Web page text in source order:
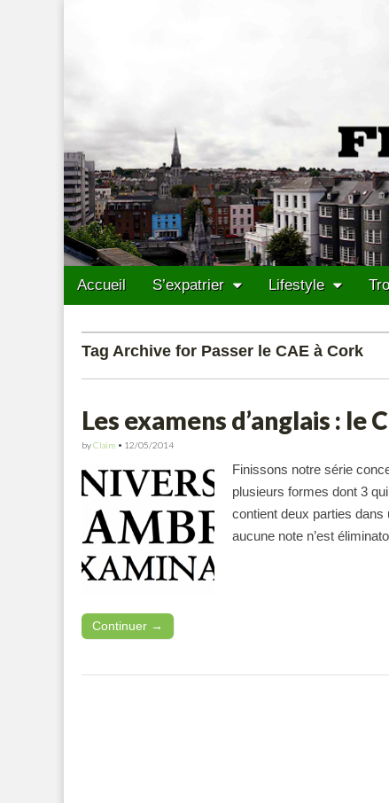
Main menu
Skip to content
Accueil S’expatrier Lifestyle
Tag Archive for Passer le CAE à Cork
Les examens d’anglais : le
byClaire • 12/05/2014
Finissons notre série
plusieurs formes dont 3
contient deux parties dans
aucune note n’est
Continuer →